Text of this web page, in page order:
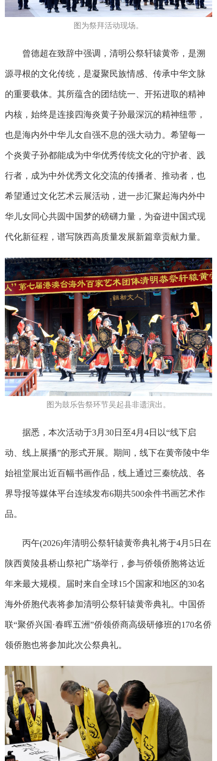
图为祭拜活动现场。
曾德超在致辞中强调，清明公祭轩辕黄帝，是溯
源寻根的文化传统，是凝聚民族情感、传承中华文脉
的重要载体。其所蕴含的团结统一、开拓进取的精神
内核，始终是连接四海炎黄子孙最深沉的精神纽带，
也是海内外中华儿女自强不息的强大动力。希望每一
个炎黄子孙都能成为中华优秀传统文化的守护者、践
行者，成为中外优秀文化交流的传播者、推动者，也
希望通过文化艺术云展活动，进一步汇聚起海内外中
华儿女同心共圆中国梦的磅礴力量，为奋进中国式现
代化新征程，谱写陕西高质量发展新篇章贡献力量。
图为鼓乐告祭环节吴起县非遗演出。
据悉，本次活动于3月30日至4月4日以“线下启
动、线上展播”的形式开展。期间，线下在黄帝陵中华
始祖堂展出近百幅书画作品，线上通过三秦统战、各
界导报等媒体平台连续发布6期共500余件书画艺术作
品。
丙午(2026)年清明公祭轩辕黄帝典礼将于4月5日在
陕西黄陵县桥山祭祀广场举行，参与侨领侨胞将达近
年来最大规模。届时来自全球15个国家和地区的30名
海外侨胞代表将参加清明公祭轩辕黄帝典礼。中国侨
联“聚侨兴国·春晖五洲”侨领侨商高级研修班的170名侨
领侨胞也将参加此次公祭典礼。